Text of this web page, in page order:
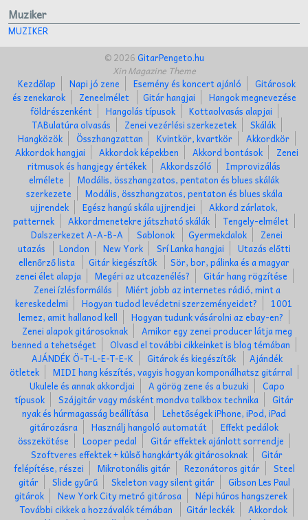
Muziker
MUZIKER
© 2026GitarPengeto.hu
Xin Magazine Theme
Kezdőlap
Napi jó zene Esemény és koncert ajánló
Gitárosok
és zenekarok
Zeneelmélet Gitár hangjai
Hangok megnevezése
földrészenként
Hangolás típusok
Kottaolvasás alapjai
TABulatúra olvasás
Zenei vezérlési szerkezetek
Skálák
Hangközök
Összhangzattan Kvintkör, kvartkör
Akkordkör
Akkordok hangjai
Akkordok képekben Akkord bontások
Zenei
ritmusok és hangjegy értékek
Akkordszóló
Improvizálás
elmélete
Modális, összhangzatos, pentaton és blues skálák
szerkezete
Modális, összhangzatos, pentaton és blues skála
ujjrendek
Egész hangú skála ujjrendjei
Akkord zárlatok,
patternek
Akkordmenetekre játszható skálák
Tengely-elmélet
Dalszerkezet A-A-B-A
Sablonok Gyermekdalok
Zenei
utazás
London New York Srí Lanka hangjai
Utazás előtti
ellenőrző lista
Gitár kiegészítők
Sör, bor, pálinka és a magyar
zenei élet alapja
Megéri az utcazenélés?
Gitár hang rögzítése
Zenei ízlésformálás
Miért jobb az internetes rádió, mint a
kereskedelmi
Hogyan tudod levédetni szerzeményeidet?
1001
lemez, amit hallanod kell
Hogyan tudunk vásárolni az ebay-en?
Zenei alapok gitárosoknak
Amikor egy zenei producer látja meg
benned a tehetséget
Olvasd el további cikkeinket is blog témában
AJÁNDÉK Ö-T-L-E-T-E-K
Gitárok és kiegészítők
Ajándék
ötletek
MIDI hang készítés, vagyis hogyan komponálhatsz gitárral
Ukulele és annak akkordjai
A görög zene és a buzuki
Capo
típusok
Szájgitár vagy másként mondva talkbox technika
Gitár
nyak és húrmagasság beállítása
Lehetőségek iPhone, iPod, iPad
gitározásra
Használj hangoló automatát
Effekt pedálok
összekötése
Looper pedal
Gitár effektek ajánlott sorrendje
Szoftveres effektek + külső hangkártyák gitárosoknak
Gitár
felépítése, részei
Mikrotonális gitár Rezonátoros gitár
Steel
gitár
Slide gyűrű Skeleton vagy silent gitár
Gibson Les Paul
gitárok
New York City metró gitárosa
Népi húros hangszerek
További cikkek a hozzávalók témában
Gitár leckék
Akkordok